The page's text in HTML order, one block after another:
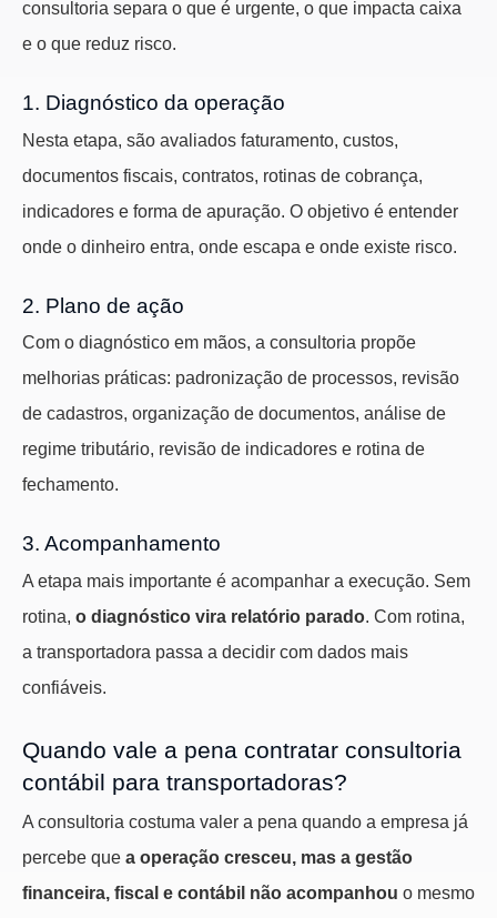
consultoria separa o que é urgente, o que impacta caixa
e o que reduz risco.
1. Diagnóstico da operação
Nesta etapa, são avaliados faturamento, custos,
documentos fiscais, contratos, rotinas de cobrança,
indicadores e forma de apuração. O objetivo é entender
onde o dinheiro entra, onde escapa e onde existe risco.
2. Plano de ação
Com o diagnóstico em mãos, a consultoria propõe
melhorias práticas: padronização de processos, revisão
de cadastros, organização de documentos, análise de
regime tributário, revisão de indicadores e rotina de
fechamento.
3. Acompanhamento
A etapa mais importante é acompanhar a execução. Sem
rotina, o diagnóstico vira relatório parado. Com rotina,
a transportadora passa a decidir com dados mais
confiáveis.
Quando vale a pena contratar consultoria
contábil para transportadoras?
A consultoria costuma valer a pena quando a empresa já
percebe que a operação cresceu, mas a gestão
financeira, fiscal e contábil não acompanhou o mesmo